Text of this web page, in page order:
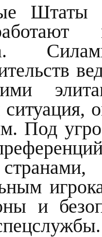
Штаты
ситуация,
Под
и